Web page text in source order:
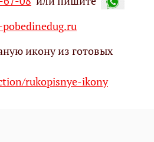
икону из готовых
rukopisnye-ikony